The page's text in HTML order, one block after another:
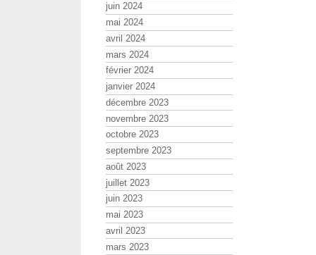
juin 2024
mai 2024
avril 2024
mars 2024
février 2024
janvier 2024
décembre 2023
novembre 2023
octobre 2023
septembre 2023
août 2023
juillet 2023
juin 2023
mai 2023
avril 2023
mars 2023